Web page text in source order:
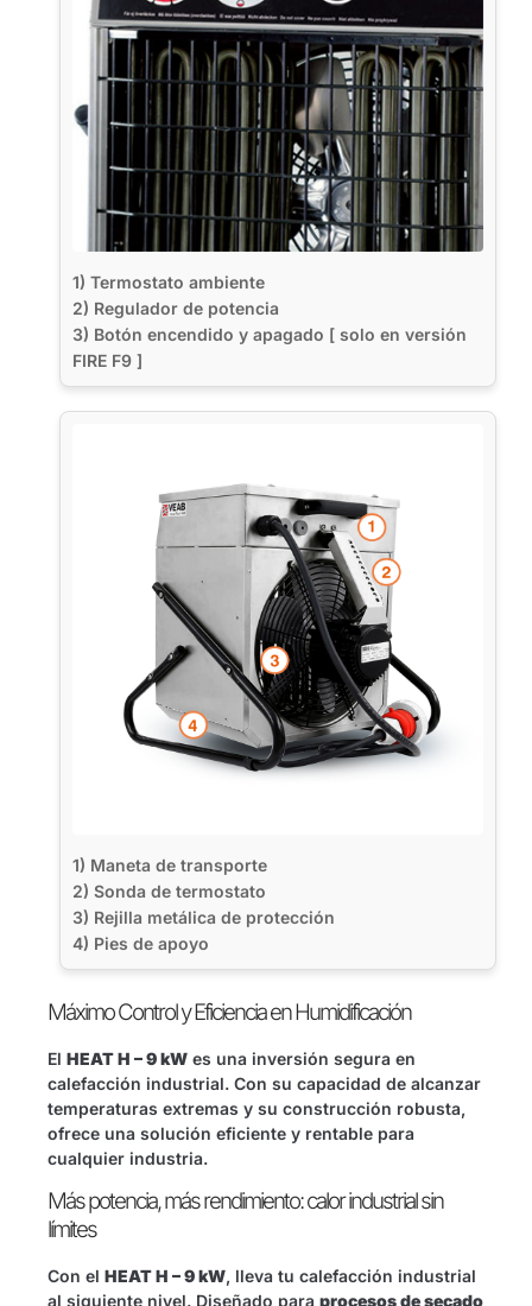
1) Termostato ambiente
2) Regulador de potencia
3) Botón encendido y apagado [ solo en versión
FIRE F9 ]
1) Maneta de transporte
2) Sonda de termostato
3) Rejilla metálica de protección
4) Pies de apoyo
Máximo Control y Eficiencia en Humidificación
El HEAT H – 9 kW es una inversión segura en
calefacción industrial. Con su capacidad de alcanzar
temperaturas extremas y su construcción robusta,
ofrece una solución eficiente y rentable para
cualquier industria.
Más potencia, más rendimiento: calor industrial sin
límites
Con el HEAT H – 9 kW, lleva tu calefacción industrial
al siguiente nivel. Diseñado para procesos de secado